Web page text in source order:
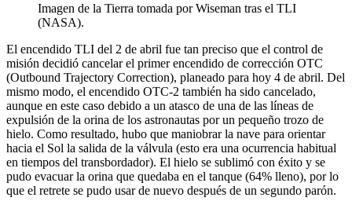
Imagen de la Tierra tomada por Wiseman tras el TLI
(NASA).
El encendido TLI del 2 de abril fue tan preciso que el control de
misión decidió cancelar el primer encendido de corrección OTC
(Outbound Trajectory Correction), planeado para hoy 4 de abril. Del
mismo modo, el encendido OTC-2 también ha sido cancelado,
aunque en este caso debido a un atasco de una de las líneas de
expulsión de la orina de los astronautas por un pequeño trozo de
hielo. Como resultado, hubo que maniobrar la nave para orientar
hacia el Sol la salida de la válvula (esto era una ocurrencia habitual
en tiempos del transbordador). El hielo se sublimó con éxito y se
pudo evacuar la orina que quedaba en el tanque (64% lleno), por lo
que el retrete se pudo usar de nuevo después de un segundo parón.